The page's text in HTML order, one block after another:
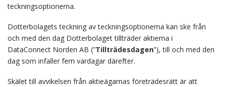
teckningsoptionerna.
Dotterbolagets teckning av teckningsoptionerna kan ske från
och med den dag Dotterbolaget tillträder aktierna i
DataConnect Norden AB (”Tillträdesdagen”), till och med den
dag som infaller fem vardagar därefter.
Skälet till avvikelsen från aktieägarnas företrädesrätt är att